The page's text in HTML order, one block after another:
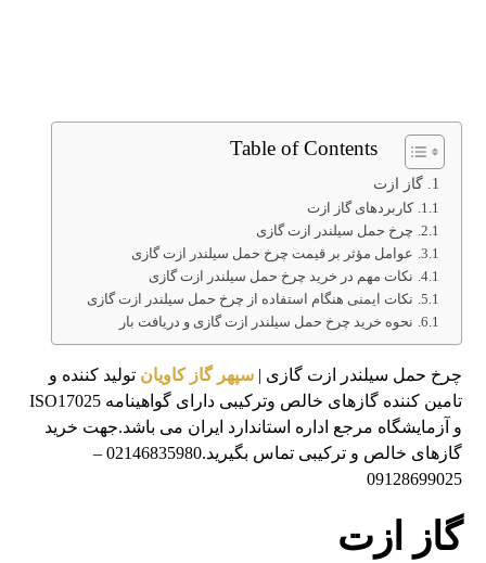
Table of Contents
گاز ازت
کاربردهای گاز ازت
چرخ حمل سیلندر ازت گازی
عوامل مؤثر بر قیمت چرخ حمل سیلندر ازت گازی
نکات مهم در خرید چرخ حمل سیلندر ازت گازی
نکات ایمنی هنگام استفاده از چرخ حمل سیلندر ازت گازی
نحوه خرید چرخ حمل سیلندر ازت گازی و دریافت بار
چرخ حمل سیلندر ازت گازی |سپهر گاز کاویان تولید کننده و
تامین کننده گازهای خالص وترکیبی دارای گواهینامه ISO17025
و آزمایشگاه مرجع اداره استاندارد ایران می باشد.جهت خرید
گازهای خالص و ترکیبی تماس بگیرید.02146835980 –
09128699025
گاز ازت